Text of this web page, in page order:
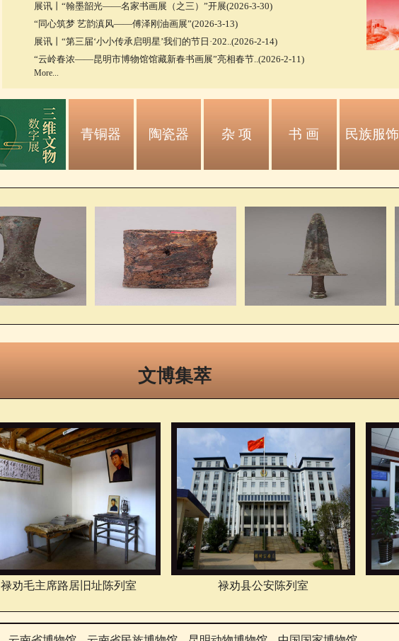
展讯丨“翰墨韶光——名家书画展（之三）”开展(2026-3-30)
“同心筑梦 艺韵滇风——傅泽刚油画展”(2026-3-13)
展讯丨“第三届‘小小传承启明星’我们的节日·202..(2026-2-14)
“云岭春浓——昆明市博物馆馆藏新春书画展”亮相春节..(2026-2-11)
More...
青铜器 陶瓷器 杂 项 书 画 民族服饰
文博集萃
禄劝毛主席路居旧址陈列室 禄劝县公安陈列室